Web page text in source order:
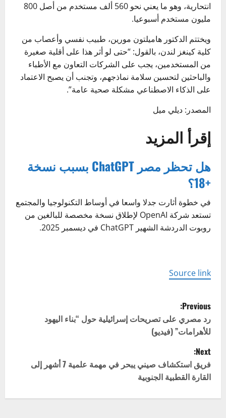
انتحارية، وهو ما يعني نحو 560 ألف مستخدم من أصل 800
مليون مستخدم أسبوعيا.
ويختتم الدكتور هاميلتون مورين، طبيب نفسي وأعصاب من
كلية كينغز لندن، بالقول: “حتى لو أثر هذا على أقلية صغيرة
من المستخدمين، يجب على الشركات التعاون مع الأطباء
والباحثين لتحسين سلامة نماذجهم، وتجنب أن يصبح الاعتماد
على الذكاء الاصطناعي مشكلة صحية عامة”.
المصدر: ديلي ميل
إقرأ المزيد
هل تحظر مصر ChatGPT بسبب نسخة
+18؟
في خطوة أثارت جدلا واسعا في أوساط التكنولوجيا والمجتمع
تستعد شركة OpenAI لإطلاق نسخة مخصصة للبالغين من
روبوت الدردشة الشهير ChatGPT في ديسمبر 2025.
Source link
P
o
s
t
n
Previous:
رد مصري على تصريحات إسرائيلية حول “بناء اليهود
للأهرامات” (فيديو)
Next:
فريق استكشاف صيني يبحر في مهمة علمية 7 أشهر إلى
القارة القطبية الجنوبية